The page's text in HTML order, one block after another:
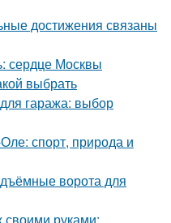
достижения связаны
сердце Москвы
выбрать
гаража: выбор
спорт, природа и
ворота для
своими руками: